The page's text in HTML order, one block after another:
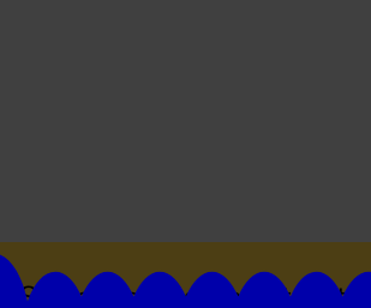
Suivez toutes les actualités